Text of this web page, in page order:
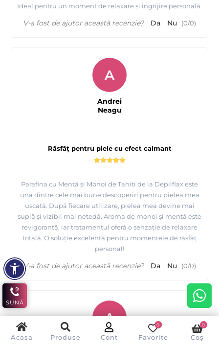
Acasa Produse Cont Favorite
0
Coș
0
Ideal pentru un moment de relaxare și îngrijire personală.
V-a fost de ajutor această recenzie? Da Nu (0/0)
Răsfăț pentru piele cu efect calmant
Parafina cu Mentă și Monoi de Tahiti de la Depilflax este
una dintre cele mai bune descoperiri pentru pielea mea
uscată. După fiecare utilizare, pielea mea devine mai
suplă și vizibil mai netedă. Aroma de monoi și mentă este
revigorantă, iar tratamentul oferă o senzație de relaxare
totală. O soluție excelentă pentru momentele de răsfăț
personal!
A
Andrei
Neagu
V-a fost de ajutor această recenzie? Da Nu (0/0)
A
SUNĂ